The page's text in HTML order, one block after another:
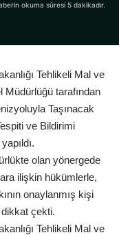
okuma süresi 5 dakikadır.
Tehlikeli Mal ve
Müdürlüğü tarafından
Taşınacak
ve Bildirimi
olan yönergede
ilişkin hükümlerle,
onaylanmış kişi
çekti.
Tehlikeli Mal ve